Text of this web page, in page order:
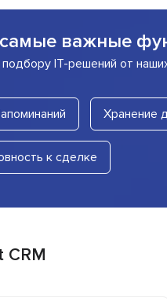
важные
подбору IT-решений от
Хранение
к сделке
CRM